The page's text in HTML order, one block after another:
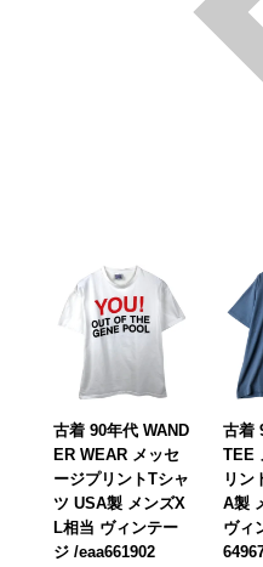
古着 90年代 WAND
ER WEAR メッセ
ージプリントTシャ
ツ USA製 メンズX
L相当 ヴィンテー
ジ /eaa661902
古着
TEE
リン
A製
ヴィ